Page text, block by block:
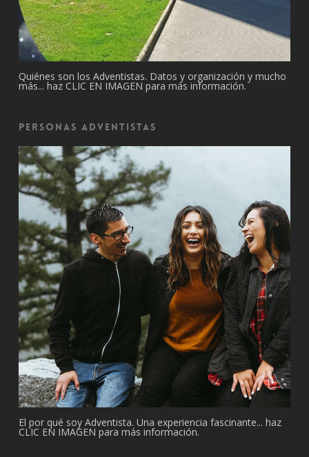
Quiénes son los Adventistas. Datos y organización y mucho
más... haz CLIC EN IMAGEN para más información.
Personas Adventistas
El por qué soy Adventista. Una experiencia fascinante... haz
CLIC EN IMAGEN para más información.